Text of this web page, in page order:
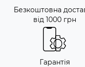
Безкоштовна
від 1000 грн
Гарантія